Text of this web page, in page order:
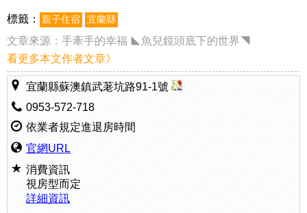
標籤： 親子住宿 宜蘭縣
文章來源： 手牽手的幸福 ◣魚兒鏡頭底下的世界◥
看更多本文作者文章》
宜蘭縣蘇澳鎮武荖坑路91-1號
0953-572-718
依業者規定進退房時間
官網URL
消費資訊
視房型而定
詳細資訊